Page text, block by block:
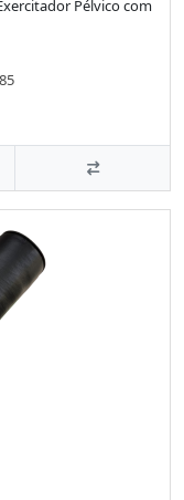
Exercitador Pélvico com